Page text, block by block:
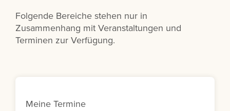
Folgende Bereiche stehen nur in
Zusammenhang mit Veranstaltungen und
Terminen zur Verfügung.
Meine Termine